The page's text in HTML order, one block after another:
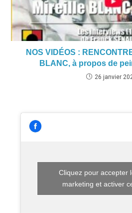
NOS VIDÉOS :
BLANC, à propos de
26 janvier
Cliquez pour accepter
marketing et activer